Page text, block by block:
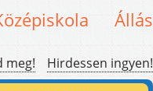
Állás
meg! Hirdessen ingyen!